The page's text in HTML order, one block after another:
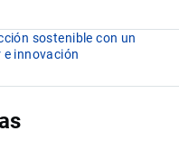
sostenible con un
innovación